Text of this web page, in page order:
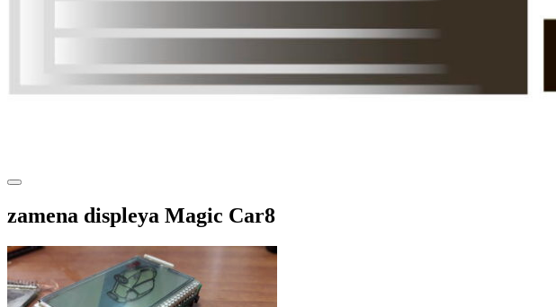
zamena displeya Magic Car8